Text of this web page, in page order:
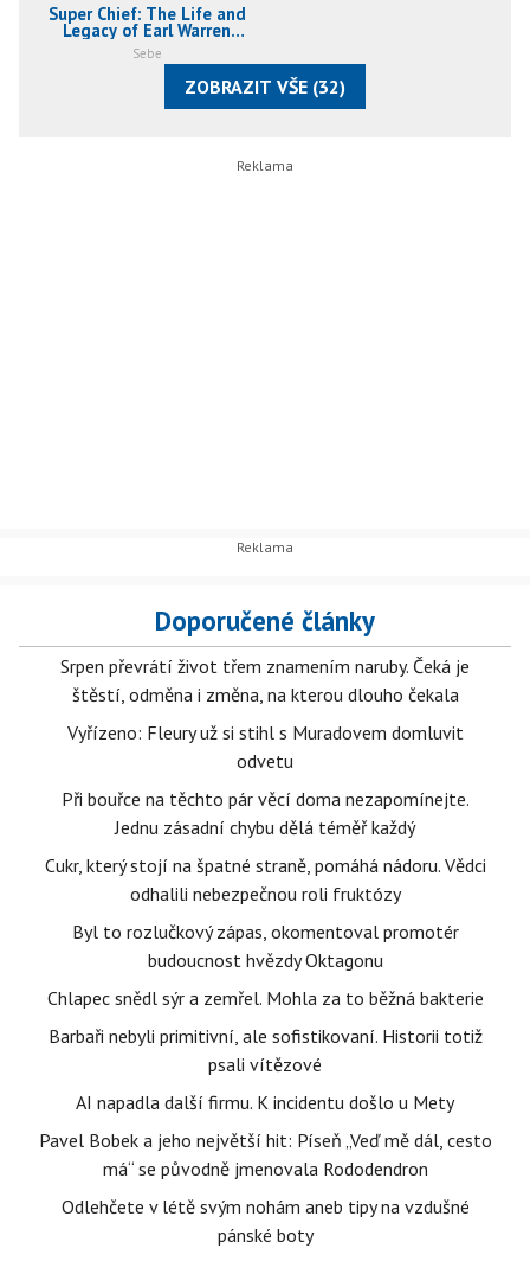
Super Chief: The Life and
Legacy of Earl Warren
(1989)
Sebe
ZOBRAZIT VŠE (32)
Doporučené články
Srpen převrátí život třem znamením naruby. Čeká je
štěstí, odměna i změna, na kterou dlouho čekala
Vyřízeno: Fleury už si stihl s Muradovem domluvit
odvetu
Při bouřce na těchto pár věcí doma nezapomínejte.
Jednu zásadní chybu dělá téměř každý
Cukr, který stojí na špatné straně, pomáhá nádoru. Vědci
odhalili nebezpečnou roli fruktózy
Byl to rozlučkový zápas, okomentoval promotér
budoucnost hvězdy Oktagonu
Chlapec snědl sýr a zemřel. Mohla za to běžná bakterie
Barbaři nebyli primitivní, ale sofistikovaní. Historii totiž
psali vítězové
AI napadla další firmu. K incidentu došlo u Mety
Pavel Bobek a jeho největší hit: Píseň „Veď mě dál, cesto
má“ se původně jmenovala Rododendron
Odlehčete v létě svým nohám aneb tipy na vzdušné
pánské boty